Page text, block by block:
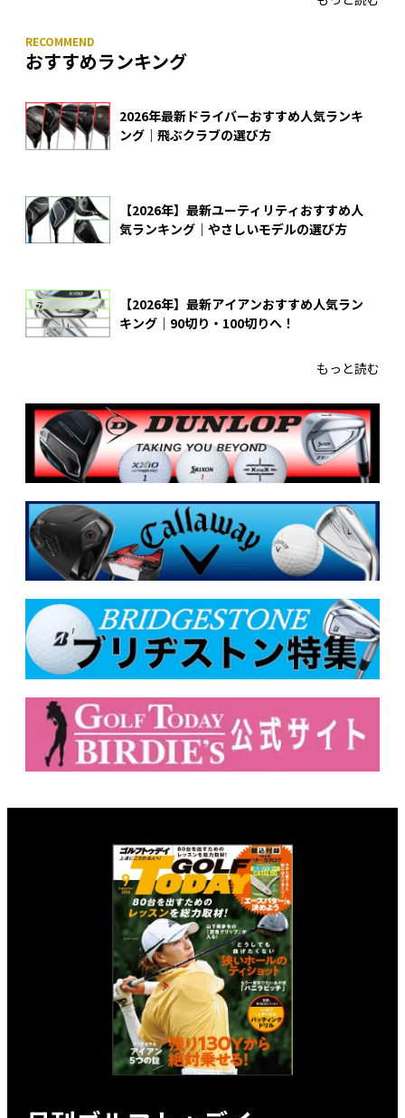
おすすめランキング
2026年最新ドライバーおすすめ人気ランキ
ング｜飛ぶクラブの選び方
【2026年】最新ユーティリティおすすめ人
気ランキング｜やさしいモデルの選び方
【2026年】最新アイアンおすすめ人気ラン
キング｜90切り・100切りへ！
もっと読む